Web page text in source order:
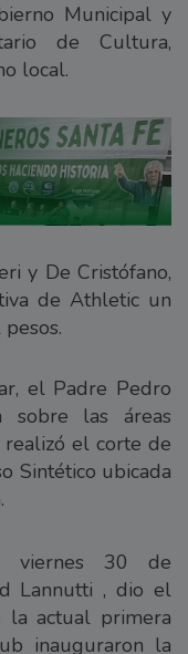
Municipal y
de Cultura,
local.
y De Cristófano,
de Athletic un
el Padre Pedro
sobre las áreas
el corte de
Sintético ubicada
viernes 30 de
Lannutti , dio el
la actual primera
inauguraron la